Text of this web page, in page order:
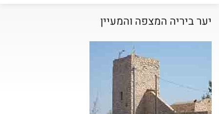
יער ביריה המצפה והמעיין